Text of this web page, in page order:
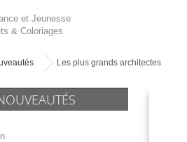
et Jeunesse
& Coloriages
Les plus grands architectes